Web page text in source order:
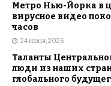
Метро Нью-Йорка в
вирусное видео
часов
24 июня, 2026
Таланты
люди из наших
глобального